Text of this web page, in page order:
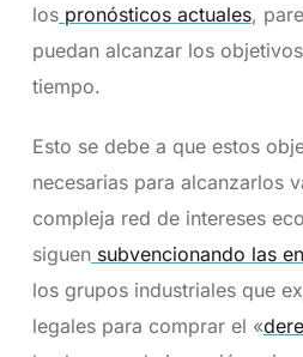
lospronósticos actuales,
puedan alcanzar los
tiempo.
Esto se debe a que estos
necesarias para alcanzarlos
compleja red de intereses
siguensubvencionando las
los grupos industriales que
legales para comprar el «